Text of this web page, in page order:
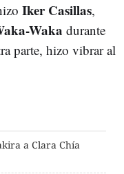
Iker Casillas,
Waka durante
parte, hizo vibrar al
a Clara Chía